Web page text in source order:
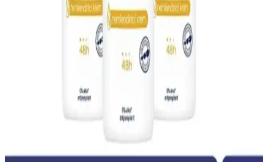
Erkek Bakımında Yeni Trendler ve Çevre Dostu
Ürünler Rehberi
Erkek bakım ürünleri, yeni trendler ve çevre dostu seçeneklerle
kişisel bakımda fark yaratıyor. Arko Men, parfüm ve deodorant gibi
ürünler, kalite ve sürdürülebilirliği bir araya getiriyor.
48 Saat Etkili Antiperspirantlar: Günlük Konfor ve
Güvenlik Sağlayan Çözümler
Günlük yaşamda uzun süreli koruma sağlayan antiperspirantlar, ter
yoğun tempolu günlerde güven ve konfor sunar.